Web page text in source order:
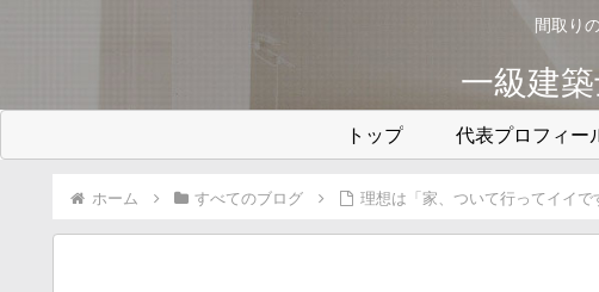
間取り
一級建
トップ 代表プロフィー
ホーム すべてのブログ 理想は「家、ついて行ってイイ